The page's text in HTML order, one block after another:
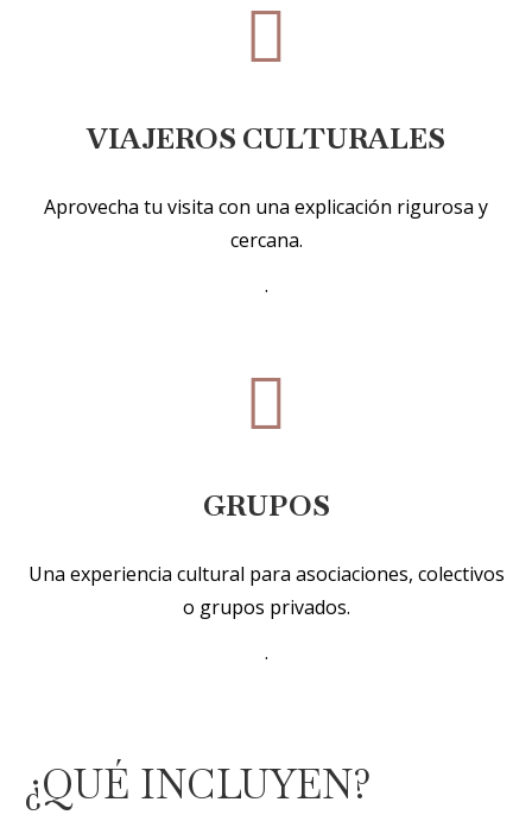
VIAJEROS CULTURALES
Aprovecha tu visita con una explicación rigurosa y
cercana.
.
GRUPOS
Una experiencia cultural para asociaciones, colectivos
o grupos privados.
.
¿QUÉ INCLUYEN?